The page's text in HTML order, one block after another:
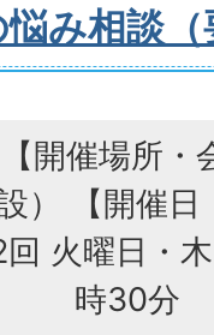
み相談
【開催場所
） 【開催
火曜日・
時30分